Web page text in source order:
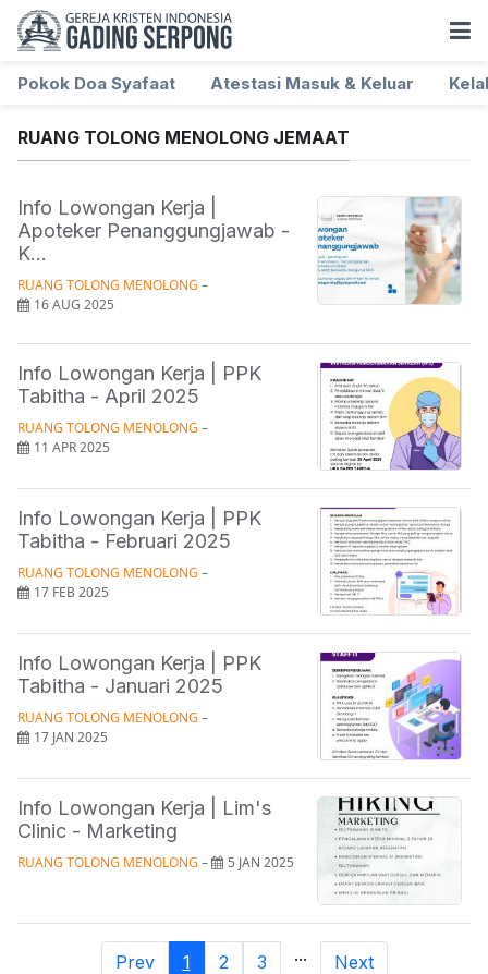
Pokok Doa Syafaat Atestasi Masuk & Keluar
RUANG TOLONG MENOLONG JEMAAT
Info Lowongan Kerja |
Apoteker Penanggungjawab -
K...
RUANG TOLONG MENOLONG –
16 AUG 2025
Info Lowongan Kerja | PPK
Tabitha - April 2025
RUANG TOLONG MENOLONG –
11 APR 2025
Info Lowongan Kerja | PPK
Tabitha - Februari 2025
RUANG TOLONG MENOLONG –
17 FEB 2025
Info Lowongan Kerja | PPK
Tabitha - Januari 2025
RUANG TOLONG MENOLONG –
17 JAN 2025
Info Lowongan Kerja | Lim's
Clinic - Marketing
RUANG TOLONG MENOLONG – 5 JAN 2025
Prev 1 2 3 ... Next